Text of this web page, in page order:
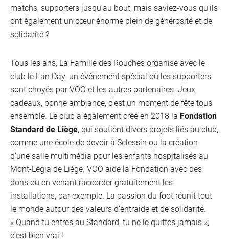
matchs, supporters jusqu’au bout, mais saviez-vous qu’ils
ont également un cœur énorme plein de générosité et de
solidarité ?
Tous les ans, La Famille des Rouches organise avec le
club le Fan Day, un événement spécial où les supporters
sont choyés par VOO et les autres partenaires. Jeux,
cadeaux, bonne ambiance, c’est un moment de fête tous
ensemble. Le club a également créé en 2018 la Fondation
Standard de Liège, qui soutient divers projets liés au club,
comme une école de devoir à Sclessin ou la création
d’une salle multimédia pour les enfants hospitalisés au
Mont-Légia de Liège. VOO aide la Fondation avec des
dons ou en venant raccorder gratuitement les
installations, par exemple. La passion du foot réunit tout
le monde autour des valeurs d’entraide et de solidarité.
« Quand tu entres au Standard, tu ne le quittes jamais »,
c’est bien vrai !